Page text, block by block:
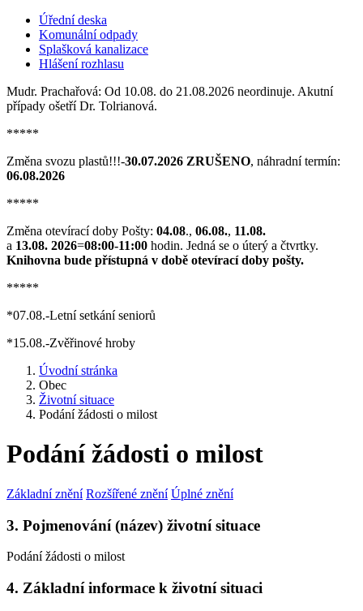
Úřední deska
Komunální odpady
Splašková kanalizace
Hlášení rozhlasu
Mudr. Prachařová: Od 10.08. do 21.08.2026 neordinuje. Akutní
případy ošetří Dr. Tolrianová.
*****
Změna svozu plastů!!!-30.07.2026 ZRUŠENO, náhradní termín:
06.08.2026
*****
Změna otevírací doby Pošty: 04.08., 06.08., 11.08.
a 13.08. 2026=08:00-11:00 hodin. Jedná se o úterý a čtvrtky.
Knihovna bude přístupná v době otevírací doby pošty.
*****
*07.08.-Letní setkání seniorů
*15.08.-Zvěřinové hroby
Úvodní stránka
Obec
Životní situace
Podání žádosti o milost
Podání žádosti o milost
Základní znění Rozšířené znění Úplné znění
3. Pojmenování (název) životní situace
Podání žádosti o milost
4. Základní informace k životní situaci